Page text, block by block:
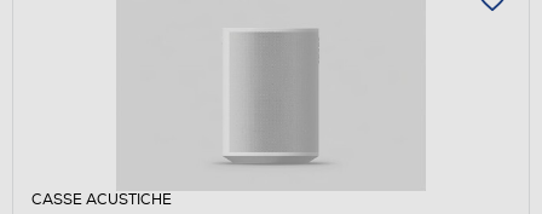
CASSE ACUSTICHE